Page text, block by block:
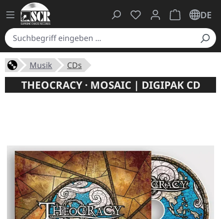
Du hast 0 Produkte
Warenkorb
DE
Musik CDs
THEOCRACY · MOSAIC | DIGIPAK CD